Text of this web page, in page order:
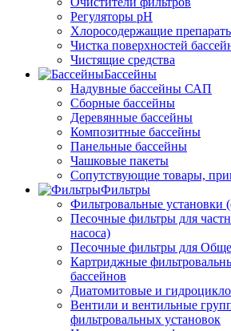
Регуляторы pH
Хлоросодержащие
Чистка поверхностей
Чистящие средства
Бассейны
Надувные бассейны САП
Сборные бассейны
Деревянные бассейны
Композитные бассейны
Панельные бассейны
Чашковые пакеты
Сопутствующие товары,
Фильтры
Фильтровальные установки
Песочные фильтры для
насоса)
Песочные фильтры для
Картриджные
бассейнов
Диатомитовые и
Вентили и вентильные
фильтровальных установок